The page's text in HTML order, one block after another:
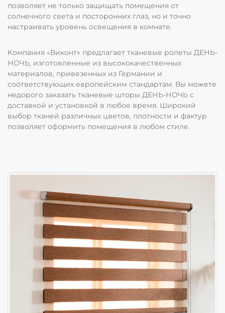
позволяет не только защищать помещения от
солнечного света и посторонних глаз, но и точно
настраивать уровень освещения в комнате.
Компания «Виконт» предлагает тканевые ролеты ДЕНЬ-
НОЧЬ, изготовленные из высококачественных
материалов, привезенных из Германии и
соответствующих европейским стандартам. Вы можете
недорого заказать тканевые шторы ДЕНЬ-НОЧЬ с
доставкой и установкой в любое время. Широкий
выбор тканей различных цветов, плотности и фактур
позволяет оформить помещения в любом стиле.